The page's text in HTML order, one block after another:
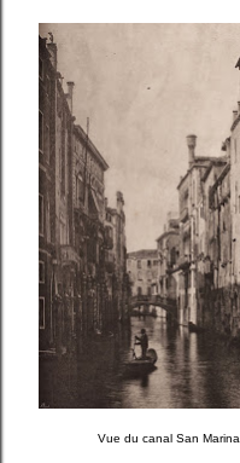
Vue du canal San Marina